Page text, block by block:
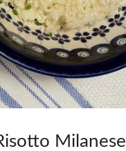
Milanese